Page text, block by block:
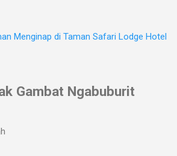
Menginap di Taman Safari Lodge Hotel
Gambat Ngabuburit